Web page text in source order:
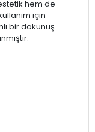
hem de
için
bir dokunuş